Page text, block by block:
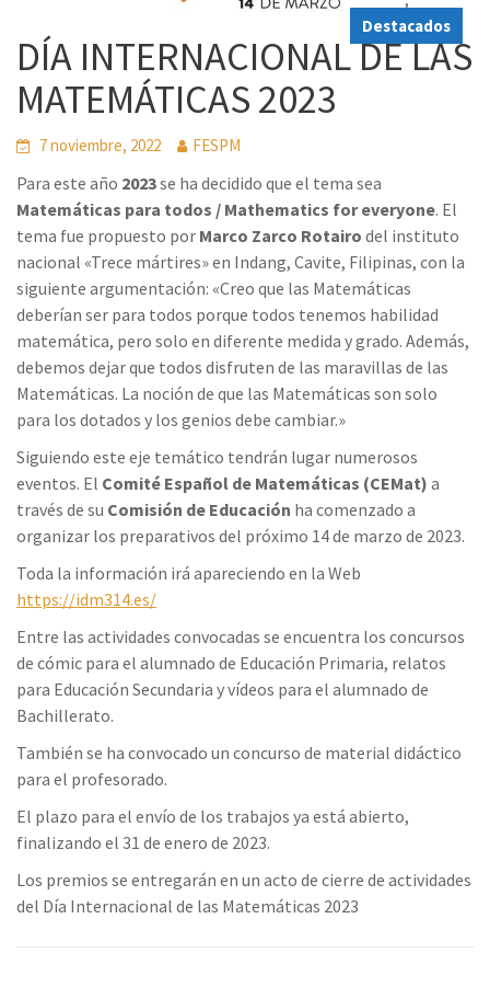
Destacados
DÍA INTERNACIONAL DE LAS
MATEMÁTICAS 2023
7 noviembre, 2022 FESPM
Para este año 2023se ha decidido que el tema sea
Matemáticas para todos / Mathematics for everyone. El
tema fue propuesto por Marco Zarco Rotairo del instituto
nacional «Trece mártires» en Indang, Cavite, Filipinas, con la
siguiente argumentación: «Creo que las Matemáticas
deberían ser para todos porque todos tenemos habilidad
matemática, pero solo en diferente medida y grado. Además,
debemos dejar que todos disfruten de las maravillas de las
Matemáticas. La noción de que las Matemáticas son solo
para los dotados y los genios debe cambiar.»
Siguiendo este eje temático tendrán lugar numerosos
eventos. El Comité Español de Matemáticas (CEMat) a
través de su Comisión de Educación ha comenzado a
organizar los preparativos del próximo 14 de marzo de 2023.
Toda la información irá apareciendo en la Web
https://idm314.es/
Entre las actividades convocadas se encuentra los concursos
de cómic para el alumnado de Educación Primaria, relatos
para Educación Secundaria y vídeos para el alumnado de
Bachillerato.
También se ha convocado un concurso de material didáctico
para el profesorado.
El plazo para el envío de los trabajos ya está abierto,
finalizando el 31 de enero de 2023.
Los premios se entregarán en un acto de cierre de actividades
del Día Internacional de las Matemáticas 2023